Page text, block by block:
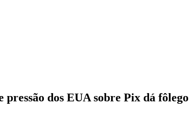
pressão dos EUA sobre Pix dá